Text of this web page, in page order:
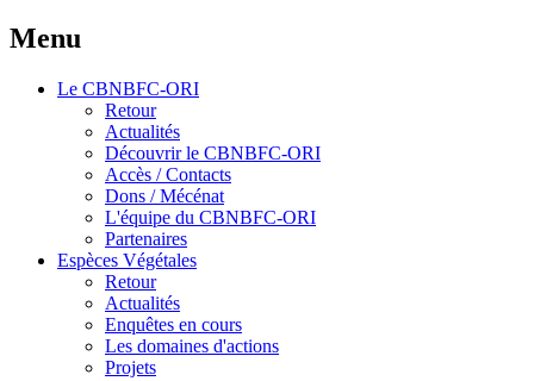
Menu
Le CBNBFC-ORI
Retour
Actualités
Découvrir le CBNBFC-ORI
Accès / Contacts
Dons / Mécénat
L'équipe du CBNBFC-ORI
Partenaires
Espèces Végétales
Retour
Actualités
Enquêtes en cours
Les domaines d'actions
Projets